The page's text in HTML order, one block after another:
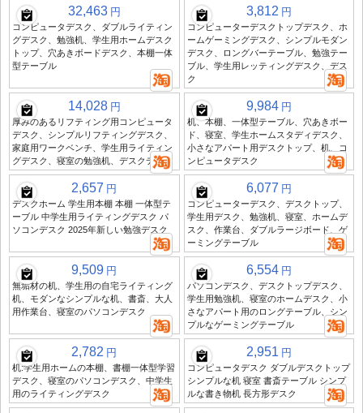
32,463 円
コンピュータデスク、ダブルライティン
グデスク、勉強机、学生用ホームデスク
トップ、穴あきボードデスク、本棚一体
型テーブル
3,812 円
コンピューターデスクトップデスク、ホ
ームゲーミングデスク、シンプルモダン
デスク、ロングバーテーブル、勉強テー
ブル、学生用レッティングデスク、デス
ク
14,028 円
厚みのあるリフティング用コンピュータ
デスク、シンプルリフティングデスク、
家庭用ワークベンチ、学生用ライティン
グデスク、寝室の勉強机、デスクデスク
9,984 円
机、本棚、一体型テーブル、穴あきボー
ド、寝室、学生ホームスタディデスク、
小さなアパート用デスクトップ、机、コ
ンピュータデスク
2,657 円
デスクホーム 学生用本棚 本棚 一体型テ
ーブル 中学生用ライティングデスク パ
ソコンデスク 2025年新しい勉強デスク
6,077 円
コンピューターデスク、デスクトップ、
学生用デスク、勉強机、寝室、ホームデ
スク、作業台、ダブルラージボード、ゲ
ーミングテーブル
9,509 円
無垢材の机、学生用の自宅ライティング
机、モダンなシンプルな机、書斎、大人
用作業台、寝室のパソコンデスク
6,554 円
パソコンデスク、デスクトップデスク、
学生用勉強机、寝室のホームデスク、小
さなアパート用のロングテーブル、シン
プルなゲーミングテーブル
2,782 円
机:学生用ホームの本棚、書棚一体型学習
デスク、寝室のパソコンデスク、中学生
用のライティングデスク
2,951 円
コンピュータデスク ダブルデスクトップ
シンプルな机 寝室 書斎テーブル シンプ
ルな書き物机 長方形デスク